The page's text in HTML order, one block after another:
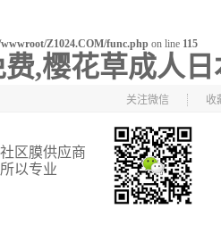
Z1024.COM/func.php on line 115
,樱花草成人日
关注微信 收
区膜供应商
以专业